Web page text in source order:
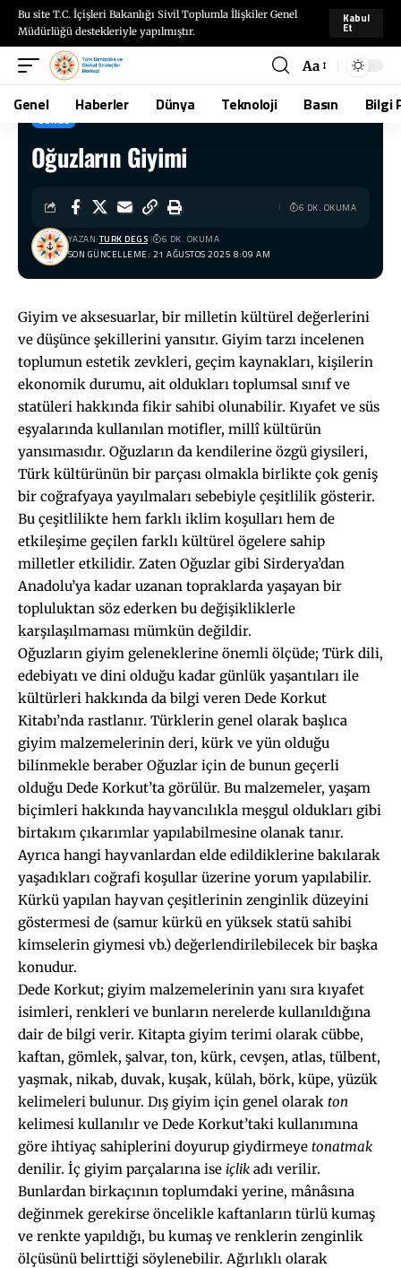
Bu site T.C. İçişleri Bakanlığı Sivil Toplumla İlişkiler Genel
Müdürlüğü destekleriyle yapılmıştır.
Kabul
Et
Aa
Genel Haberler Dünya Teknoloji Basın Bilgi
TÜRKDEGS> Genel> Oğuzların Giyimi
GENEL
Oğuzların Giyimi
SON GÜNCELLEME: 21 AĞUSTOS 2025 8:09 AM
YAZAN:TURK DEGS 6 DK. OKUMA
6 DK. OKUMA
Giyim ve aksesuarlar, bir milletin kültürel değerlerini
ve düşünce şekillerini yansıtır. Giyim tarzı incelenen
toplumun estetik zevkleri, geçim kaynakları, kişilerin
ekonomik durumu, ait oldukları toplumsal sınıf ve
statüleri hakkında fikir sahibi olunabilir. Kıyafet ve süs
eşyalarında kullanılan motifler, millî kültürün
yansımasıdır. Oğuzların da kendilerine özgü giysileri,
Türk kültürünün bir parçası olmakla birlikte çok geniş
bir coğrafyaya yayılmaları sebebiyle çeşitlilik gösterir.
Bu çeşitlilikte hem farklı iklim koşulları hem de
etkileşime geçilen farklı kültürel ögelere sahip
milletler etkilidir. Zaten Oğuzlar gibi Sirderya’dan
Anadolu’ya kadar uzanan topraklarda yaşayan bir
topluluktan söz ederken bu değişikliklerle
karşılaşılmaması mümkün değildir.
Oğuzların giyim geleneklerine önemli ölçüde; Türk dili,
edebiyatı ve dini olduğu kadar günlük yaşantıları ile
kültürleri hakkında da bilgi veren Dede Korkut
Kitabı’nda rastlanır. Türklerin genel olarak başlıca
giyim malzemelerinin deri, kürk ve yün olduğu
bilinmekle beraber Oğuzlar için de bunun geçerli
olduğu Dede Korkut’ta görülür. Bu malzemeler, yaşam
biçimleri hakkında hayvancılıkla meşgul oldukları gibi
birtakım çıkarımlar yapılabilmesine olanak tanır.
Ayrıca hangi hayvanlardan elde edildiklerine bakılarak
yaşadıkları coğrafi koşullar üzerine yorum yapılabilir.
Kürkü yapılan hayvan çeşitlerinin zenginlik düzeyini
göstermesi de (samur kürkü en yüksek statü sahibi
kimselerin giymesi vb.) değerlendirilebilecek bir başka
konudur.
Dede Korkut; giyim malzemelerinin yanı sıra kıyafet
isimleri, renkleri ve bunların nerelerde kullanıldığına
dair de bilgi verir. Kitapta giyim terimi olarak cübbe,
kaftan, gömlek, şalvar, ton, kürk, cevşen, atlas, tülbent,
yaşmak, nikab, duvak, kuşak, külah, börk, küpe, yüzük
kelimeleri bulunur. Dış giyim için genel olarak ton
kelimesi kullanılır ve Dede Korkut’taki kullanımına
göre ihtiyaç sahiplerini doyurup giydirmeye tonatmak
denilir. İç giyim parçalarına ise içlik adı verilir.
Bunlardan birkaçının toplumdaki yerine, mânâsına
değinmek gerekirse öncelikle kaftanların türlü kumaş
ve renkte yapıldığı, bu kumaş ve renklerin zenginlik
ölçüsünü belirttiği söylenebilir. Ağırlıklı olarak